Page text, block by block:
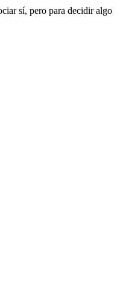
sí, pero para decidir algo